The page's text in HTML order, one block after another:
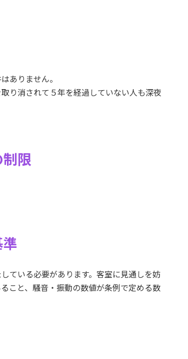
ありません。
り消されて５年を経過していない人も深夜
限
ている必要があります。客室に見通しを妨
こと、騒音・振動の数値が条例で定める数